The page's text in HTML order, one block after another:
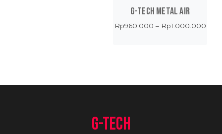
G-TECH METAL AIR
Rp960.000 – Rp1.000.000
G-TECH